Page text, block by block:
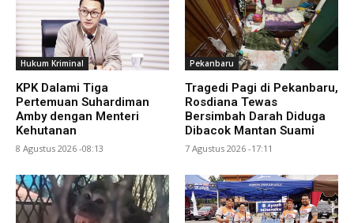
Hukum Kriminal
KPK Dalami Tiga
Pertemuan Suhardiman
Amby dengan Menteri
Kehutanan
8 Agustus 2026 -08:13
Pekanbaru
Tragedi Pagi di Pekanbaru,
Rosdiana Tewas
Bersimbah Darah Diduga
Dibacok Mantan Suami
7 Agustus 2026 -17:11